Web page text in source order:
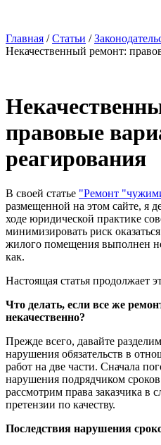
Главная /Статьи /
Некачественный ремонт:
правовые
реагирования
В своей статье "Ремонт
размещенной на этом сайте, я
ходе юридической практике
минимизировать риск
жилого помещения выполнен
как.
Настоящая статья продолжает
Что делать, если все же
некачественно?
Прежде всего, давайте
нарушения обязательств в
работ на две части. Сначала
нарушения подрядчиком
рассмотрим права заказчика в
претензии по качеству.
Последствия нарушения